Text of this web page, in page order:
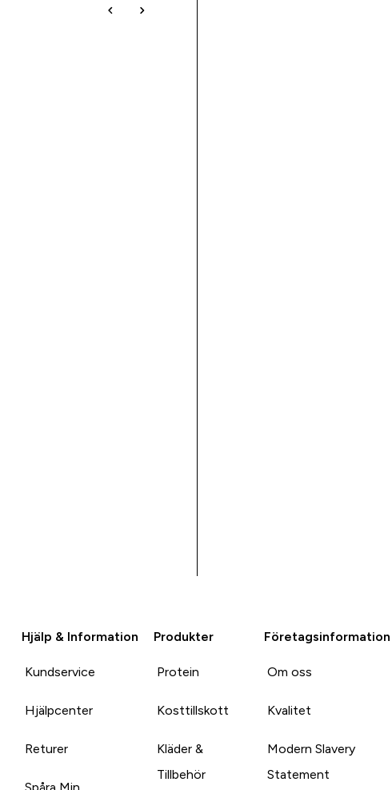
Hjälp & Information
Kundservice
Hjälpcenter
Returer
Spåra Min
Produkter
Protein
Kosttillskott
Kläder &
Tillbehör
Företagsinformation
Om oss
Kvalitet
Modern Slavery
Statement